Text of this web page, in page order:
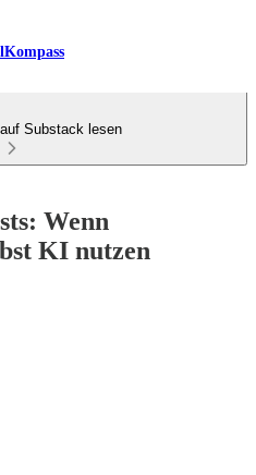
Substack lesen
Wenn
KI nutzen